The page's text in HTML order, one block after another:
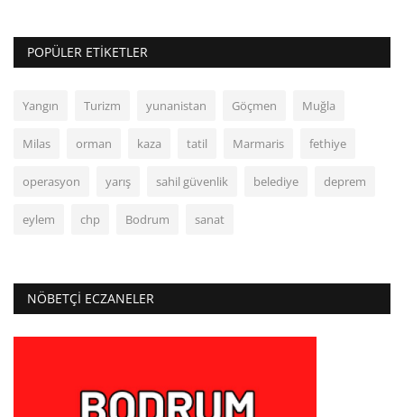
POPÜLER ETIKETLER
Yangın Turizm yunanistan Göçmen Muğla
Milas orman kaza tatil Marmaris fethiye
operasyon yarış sahil güvenlik belediye deprem
eylem chp Bodrum sanat
NÖBETÇI ECZANELER